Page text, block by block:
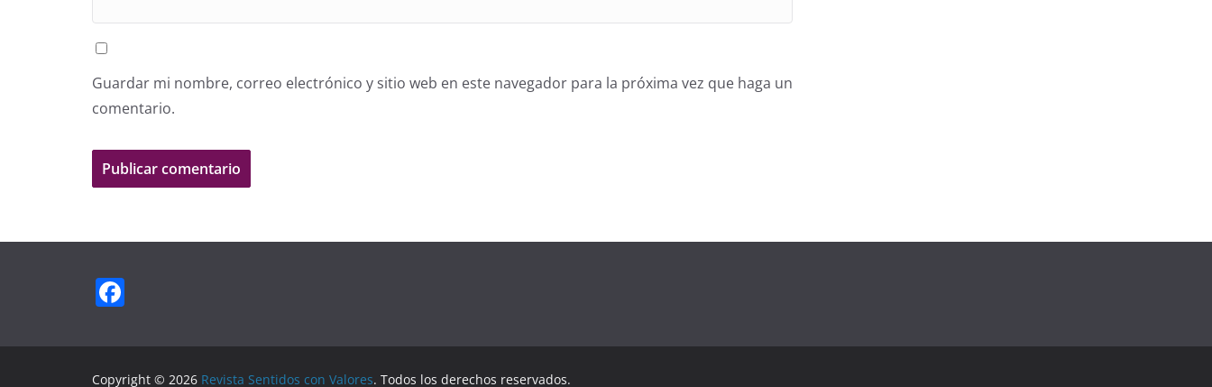
Guardar mi nombre, correo electrónico y sitio web en este navegador para la próxima vez que haga un
comentario.
c
e
Copyright © 2026 Revista Sentidos con Valores. Todos los derechos reservados.